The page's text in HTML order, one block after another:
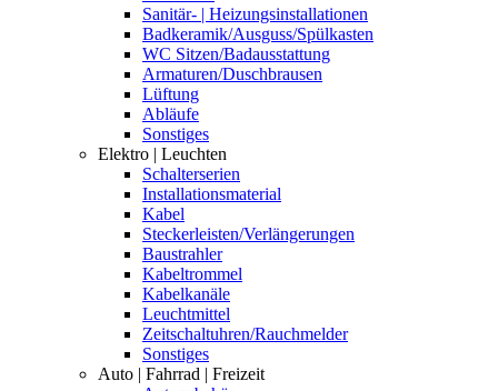
Sanitär- | Heizungsinstallationen
Badkeramik/Ausguss/Spülkasten
WC Sitzen/Badausstattung
Armaturen/Duschbrausen
Lüftung
Abläufe
Sonstiges
Elektro | Leuchten
Schalterserien
Installationsmaterial
Kabel
Steckerleisten/Verlängerungen
Baustrahler
Kabeltrommel
Kabelkanäle
Leuchtmittel
Zeitschaltuhren/Rauchmelder
Sonstiges
Auto | Fahrrad | Freizeit